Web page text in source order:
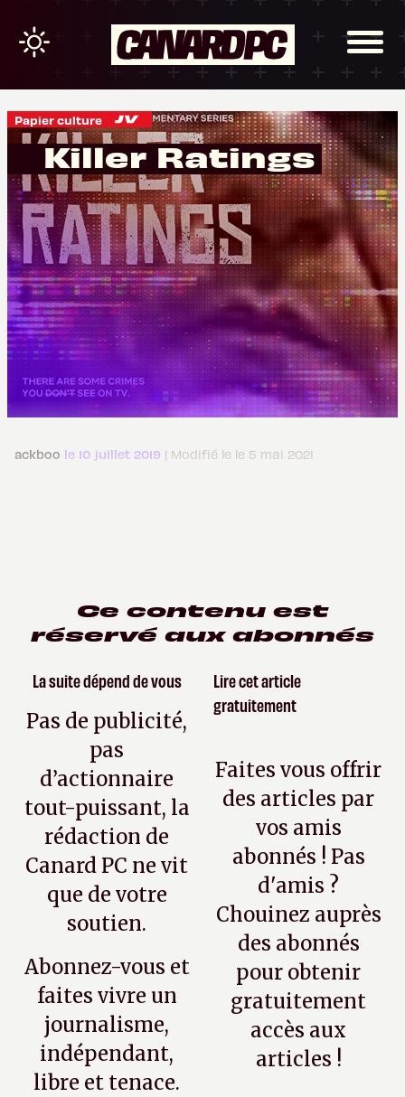
Papier culture
Killer Ratings
ackboo le 10 juillet 2019 | Modifié le le 5 mai 2021
Ce contenu est
réservé aux abonnés
La suite dépend de vous
Pas de publicité,
pas
d’actionnaire
tout-puissant, la
rédaction de
Canard PC ne vit
que de votre
soutien.
Abonnez-vous et
faites vivre un
journalisme,
indépendant,
libre et tenace.
Lire cet article
gratuitement
Faites vous offrir
des articles par
vos amis
abonnés ! Pas
d'amis ?
Chouinez auprès
des abonnés
pour obtenir
gratuitement
accès aux
articles !